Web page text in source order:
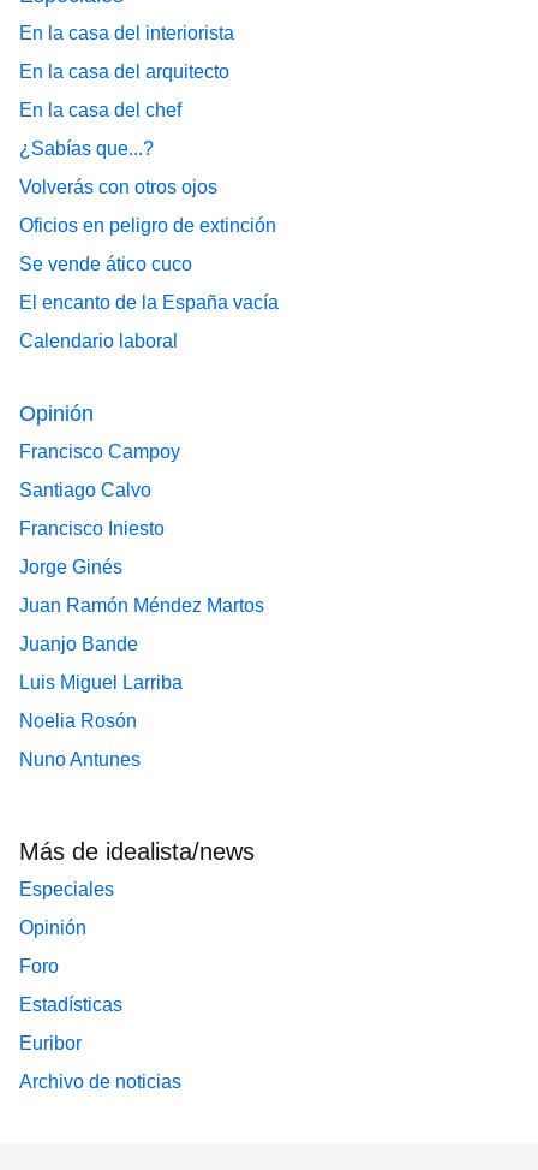
En la casa del interiorista
En la casa del arquitecto
En la casa del chef
¿Sabías que...?
Volverás con otros ojos
Oficios en peligro de extinción
Se vende ático cuco
El encanto de la España vacía
Calendario laboral
Opinión
Francisco Campoy
Santiago Calvo
Francisco Iniesto
Jorge Ginés
Juan Ramón Méndez Martos
Juanjo Bande
Luis Miguel Larriba
Noelia Rosón
Nuno Antunes
Más de idealista/news
Especiales
Opinión
Foro
Estadísticas
Euribor
Archivo de noticias